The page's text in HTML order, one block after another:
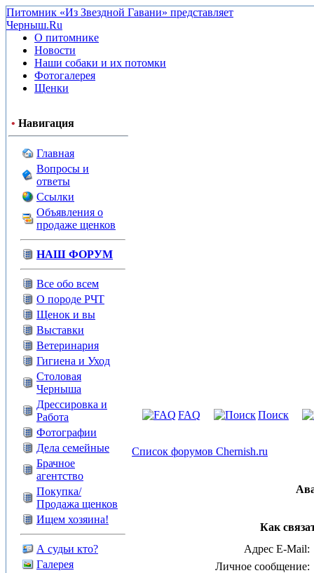
Питомник «Из Звездной Гавани» представляет
Черныш.Ru
О питомнике
Новости
Наши собаки и их потомки
Фотогалерея
Щенки
• Навигация
Главная
Вопросы и
ответы
Ссылки
Объявления о
продаже щенков
НАШ ФОРУМ
Все обо всем
О породе РЧТ
Щенок и вы
Выставки
Ветеринария
Гигиена и Уход
Столовая
Черныша
Дрессировка и
Работа
Фотографии
Дела семейные
Брачное
агентство
Покупка/
Продажа щенков
Ищем хозяина!
А судьи кто?
Галерея
FAQ Поиск
Список форумов Chernish.ru
Как
Адрес E-Mail:
Личное сообщение: